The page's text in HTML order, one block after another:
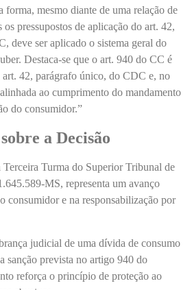
forma, mesmo diante de uma relação de
os pressupostos de aplicação do art. 42,
deve ser aplicado o sistema geral do
Destaca-se que o art. 940 do CC é
art. 42, parágrafo único, do CDC e, no
ao cumprimento do mandamento
do consumidor.”
a Decisão
Turma do Superior Tribunal de
MS, representa um avanço
consumidor e na responsabilização por
judicial de uma dívida de consumo
sanção prevista no artigo 940 do
reforça o princípio de proteção ao